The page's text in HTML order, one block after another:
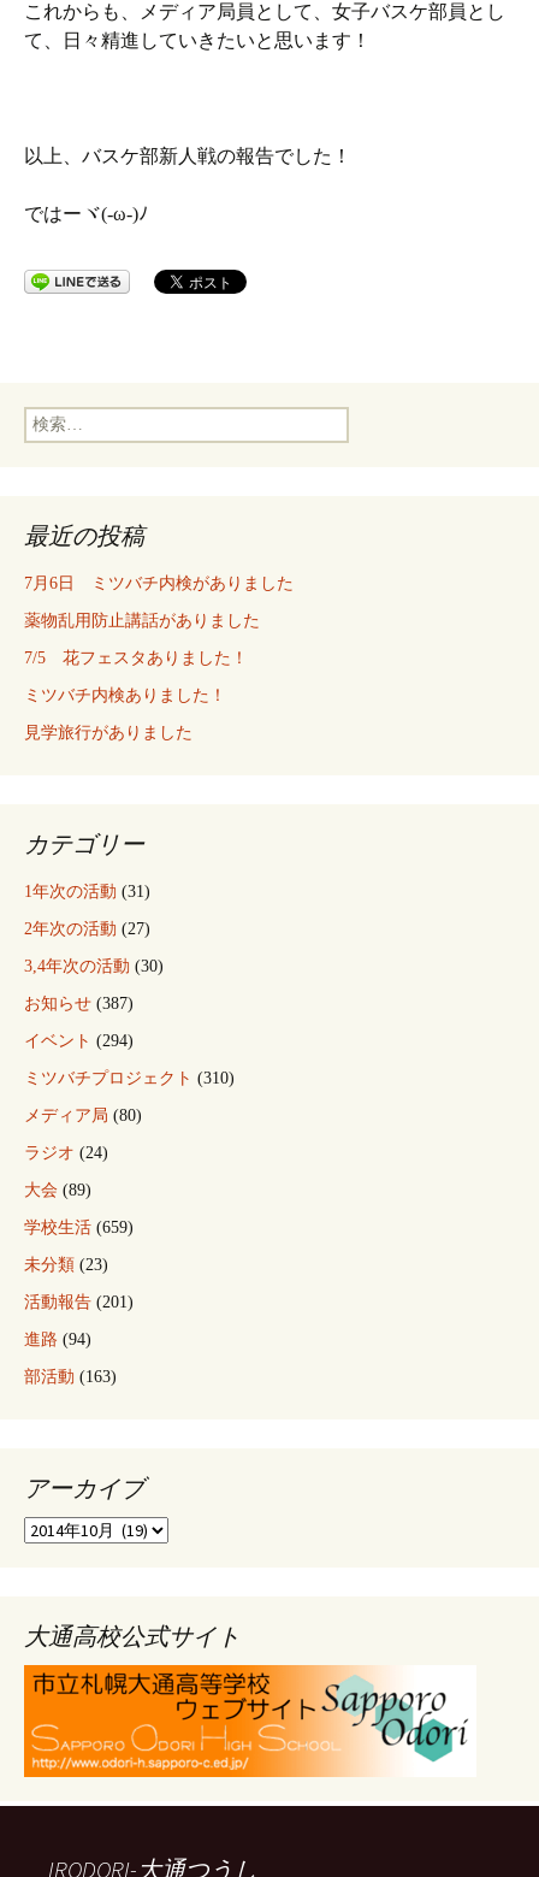
これからも、メディア局員として、女子バスケ部員とし
て、日々精進していきたいと思います！
以上、バスケ部新人戦の報告でした！
ではーヾ(-ω-)ﾉ
検
索:
最近の投稿
7月6日 ミツバチ内検がありました
薬物乱用防止講話がありました
7/5 花フェスタありました！
ミツバチ内検ありました！
見学旅行がありました
カテゴリー
1年次の活動 (31)
2年次の活動 (27)
3,4年次の活動 (30)
お知らせ (387)
イベント (294)
ミツバチプロジェクト (310)
メディア局 (80)
ラジオ (24)
大会 (89)
学校生活 (659)
未分類 (23)
活動報告 (201)
進路 (94)
部活動 (163)
アーカイブ
ア
ブ
大通高校公式サイト
IRODORI-大通つうし